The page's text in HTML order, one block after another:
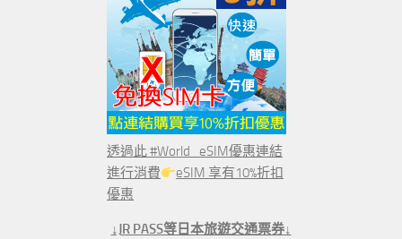
透過此 #World_eSIM優惠連結
進行消費
eSIM 享有10%折扣
優惠
↓JR PASS等日本旅遊交通票券↓